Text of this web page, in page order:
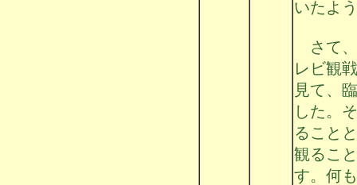
いたよ
さて、
レビ観
見て、
した。
ること
観るこ
す。何